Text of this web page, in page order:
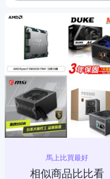
馬上比買最好
相似商品比比看